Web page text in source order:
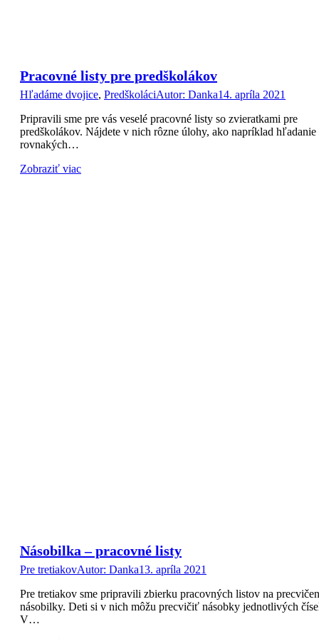
Pracovné listy pre predškolákov
Hľadáme dvojice, PredškoláciAutor: Danka14. apríla 2021
Pripravili sme pre vás veselé pracovné listy so zvieratkami pre
predškolákov. Nájdete v nich rôzne úlohy, ako napríklad hľadanie
rovnakých…
Zobraziť viac
Násobilka – pracovné listy
Pre tretiakovAutor: Danka13. apríla 2021
Pre tretiakov sme pripravili zbierku pracovných listov na
násobilky. Deti si v nich môžu precvičiť násobky jednotlivých
V…